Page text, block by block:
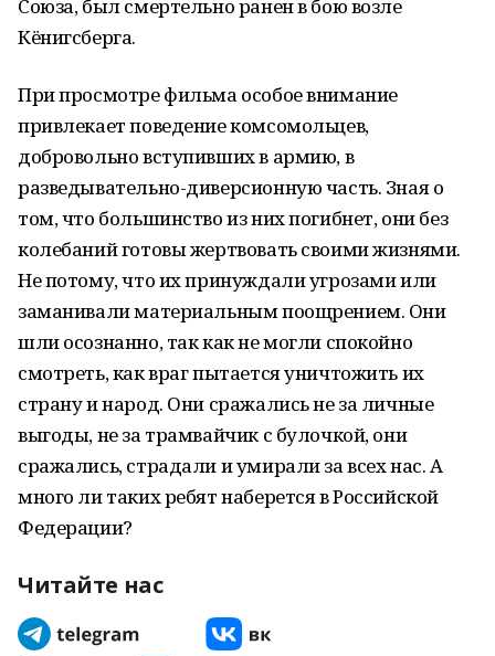
Союза, был смертельно ранен в бою возле
Кёнигсберга.
При просмотре фильма особое внимание
привлекает поведение комсомольцев,
добровольно вступивших в армию, в
разведывательно-диверсионную часть. Зная о
том, что большинство из них погибнет, они без
колебаний готовы жертвовать своими жизнями.
Не потому, что их принуждали угрозами или
заманивали материальным поощрением. Они
шли осознанно, так как не могли спокойно
смотреть, как враг пытается уничтожить их
страну и народ. Они сражались не за личные
выгоды, не за трамвайчик с булочкой, они
сражались, страдали и умирали за всех нас. А
много ли таких ребят наберется в Российской
Федерации?
Читайте нас